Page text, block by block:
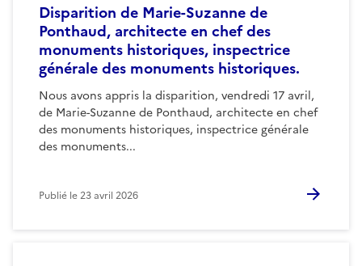
Disparition de Marie-Suzanne de
Ponthaud, architecte en chef des
monuments historiques, inspectrice
générale des monuments historiques.
Nous avons appris la disparition, vendredi 17 avril,
de Marie-Suzanne de Ponthaud, architecte en chef
des monuments historiques, inspectrice générale
des monuments...
Publié le23 avril 2026